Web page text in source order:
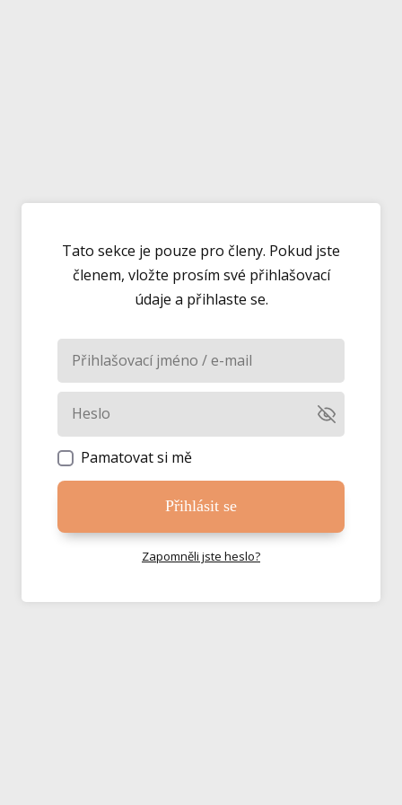
Tato sekce je pouze pro členy. Pokud jste
členem, vložte prosím své přihlašovací
údaje a přihlaste se.
Pamatovat si mě
Přihlásit se
Zapomněli jste heslo?